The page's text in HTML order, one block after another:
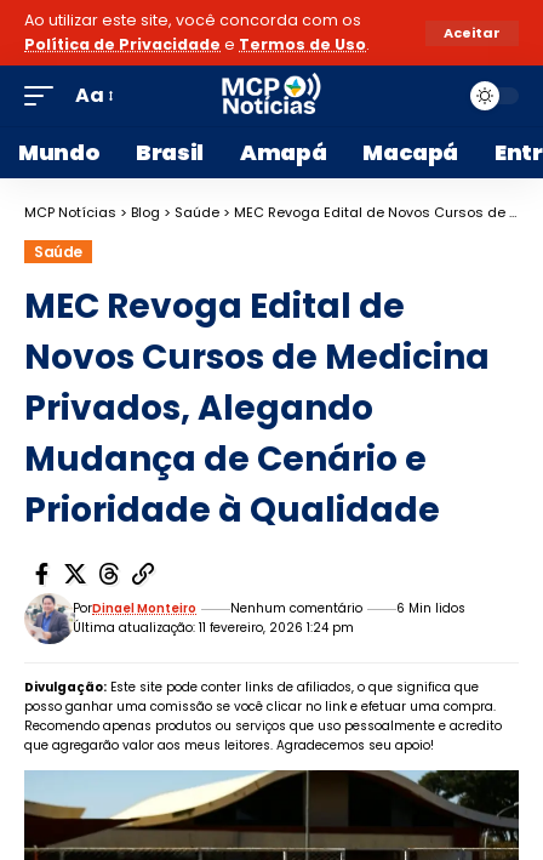
Ao utilizar este site, você concorda com os
Política de Privacidade e Termos de Uso.
Aceitar
Aa
Mundo Brasil Amapá Macapá
MCP Notícias > Blog > Saúde > MEC Revoga Edital de Novos Cursos de Medicina Privados, Alegando Mudança de Cenário e Prioridade à Qualidade
Saúde
MEC Revoga Edital de
Novos Cursos de Medicina
Privados, Alegando
Mudança de Cenário e
Prioridade à Qualidade
Última atualização: 11 fevereiro, 2026 1:24 pm
PorDinael Monteiro Nenhum comentário 6 Min lidos
Divulgação: Este site pode conter links de afiliados, o que significa que
posso ganhar uma comissão se você clicar no link e efetuar uma compra.
Recomendo apenas produtos ou serviços que uso pessoalmente e acredito
que agregarão valor aos meus leitores. Agradecemos seu apoio!